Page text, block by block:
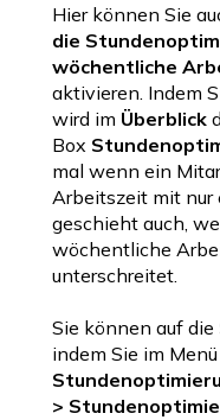
Hier können Sie
die
wöchentliche
aktivieren. Indem
wird im Überblick
Box
mal wenn ein
Arbeitszeit mit nur
geschieht auch,
wöchentliche
unterschreitet.
Sie können auf die
indem Sie im Menü
>